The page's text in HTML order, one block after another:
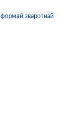
формай зваротнай